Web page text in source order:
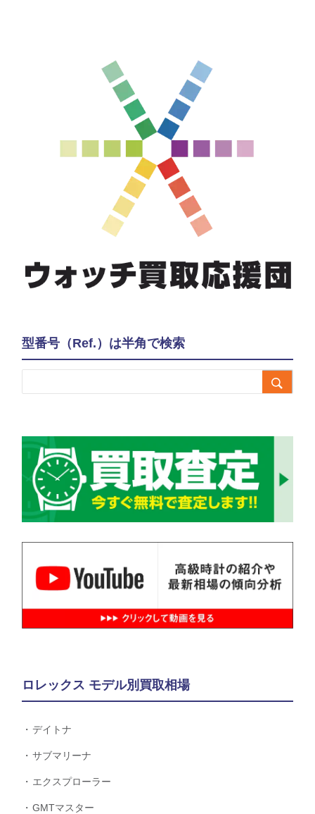
型番号（Ref.）は半角で検索

ロレックス モデル別買取相場
デイトナ
サブマリーナ
エクスプローラー
GMTマスター